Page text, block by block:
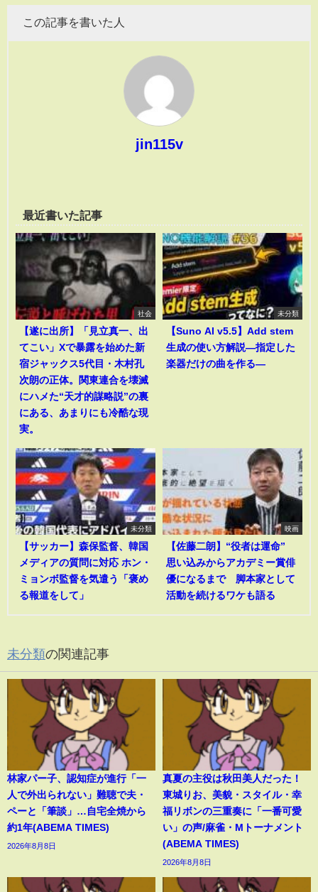
この記事を書いた人
jin115v
最近書いた記事
社会
【遂に出所】「見立真一、出
てこい」Xで暴露を始めた新
宿ジャックス5代目・木村孔
次朗の正体。関東連合を壊滅
にハメた“天才的謀略説”の裏
にある、あまりにも冷酷な現
実。
未分類
【Suno AI v5.5】Add stem
生成の使い方解説―指定した
楽器だけの曲を作る―
未分類
【サッカー】森保監督、韓国
メディアの質問に対応 ホン・
ミョンボ監督を気遣う「褒め
る報道をして」
映画
【佐藤二朗】“役者は運命”
思い込みからアカデミー賞俳
優になるまで 脚本家として
活動を続けるワケも語る
未分類の関連記事
林家パー子、認知症が進行「一
人で外出られない」難聴で夫・
ペーと「筆談」…自宅全焼から
約1年(ABEMA TIMES)
2026年8月8日
真夏の主役は秋田美人だった！
東城りお、美貌・スタイル・幸
福リボンの三重奏に「一番可愛
い」の声/麻雀・Mトーナメント
(ABEMA TIMES)
2026年8月8日